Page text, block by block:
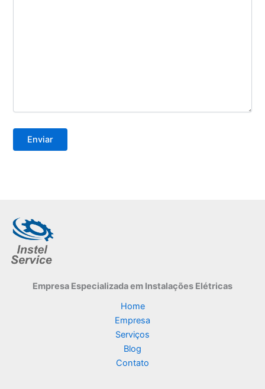
Empresa Especializadaem Instalações Elétricas
Home
Empresa
Serviços
Blog
Contato